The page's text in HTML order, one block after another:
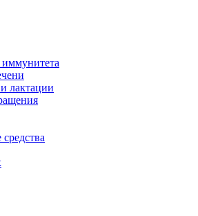
лактации